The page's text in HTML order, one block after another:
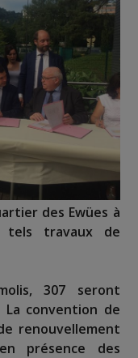
des Ewües à
tels travaux de
307 seront
convention de
renouvellement
présence des